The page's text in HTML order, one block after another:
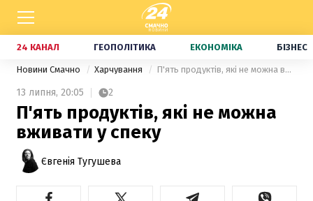
24 КАНАЛ ГЕОПОЛІТИКА ЕКОНОМІКА БІЗНЕС
Новини Смачно Харчування П'ять продуктів, які не можна вживати у спеку
13 липня, 20:05 2
П'ять продуктів, які не можна
вживати у спеку
Євгенія Тугушева